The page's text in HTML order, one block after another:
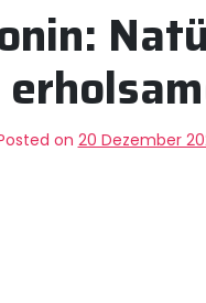
on 20 Dezember